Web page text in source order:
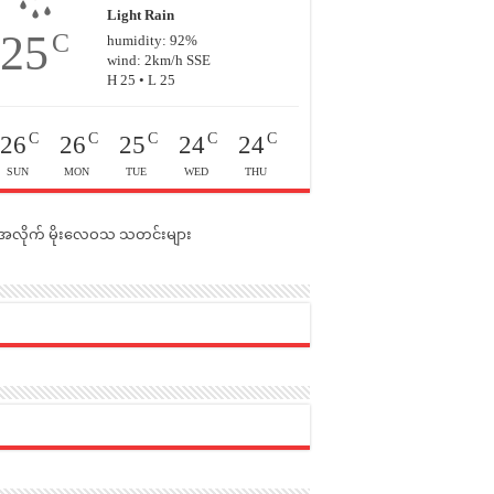
25C
Light Rain
humidity: 92%
wind: 2km/h SSE
H 25 • L 25
26 C
SUN
26 C
MON
25 C
TUE
24C
WED
24C
THU
လိုက် မိုးလေဝသ သတင်းများ